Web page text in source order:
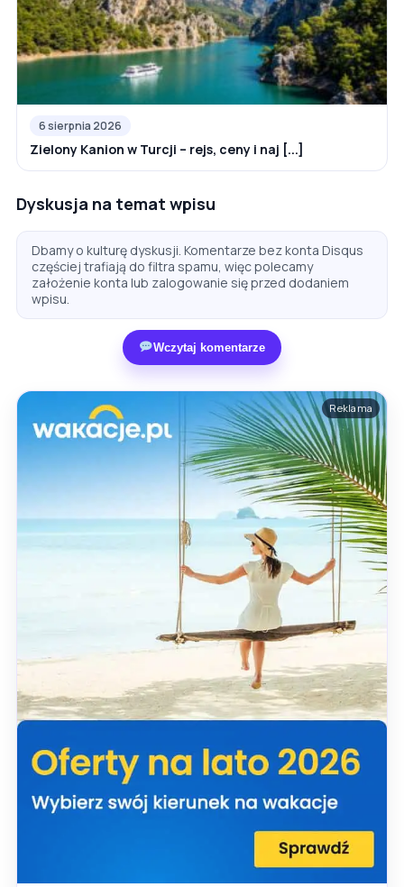
6 sierpnia 2026
Zielony Kanion w Turcji – rejs, ceny i naj [...]
Dyskusja na temat wpisu
Dbamy o kulturę dyskusji. Komentarze bez konta Disqus
częściej trafiają do filtra spamu, więc polecamy
założenie konta lub zalogowanie się przed dodaniem
wpisu.
Wczytaj komentarze
Reklama